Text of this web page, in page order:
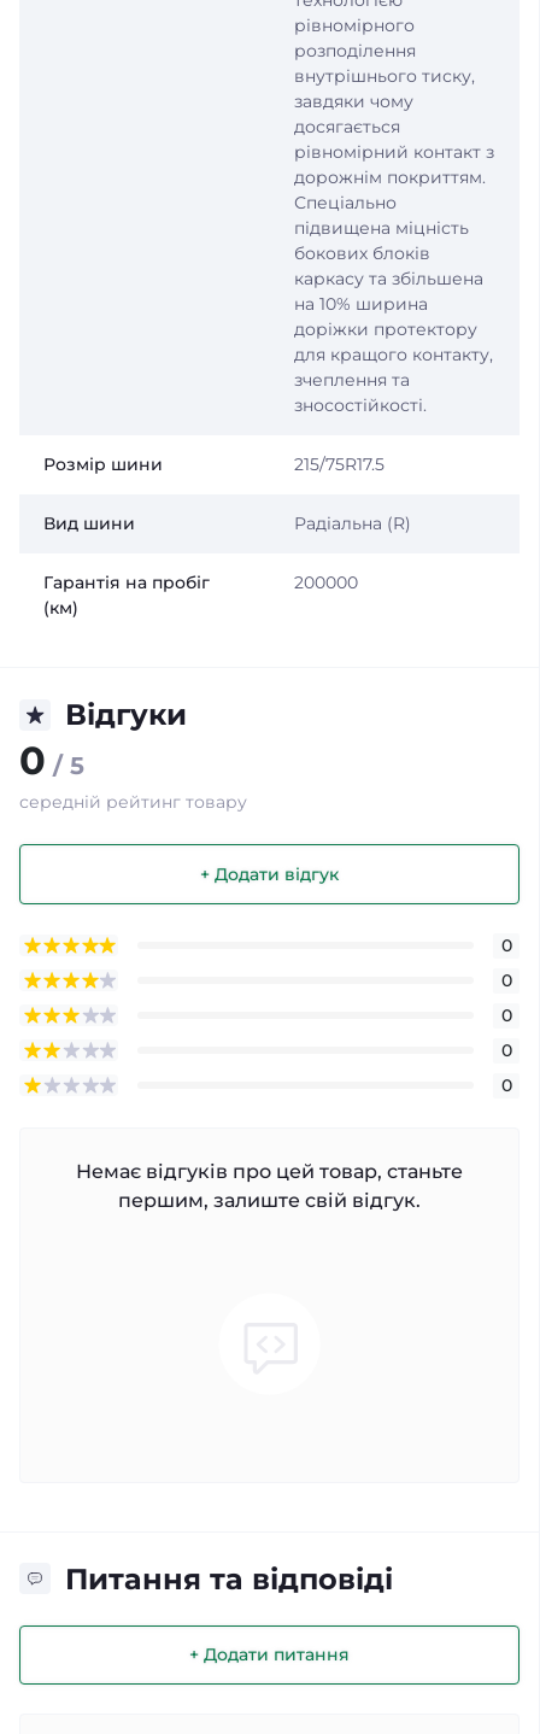
рівномірного
розподілення
внутрішнього тиску,
завдяки чому
досягається
рівномірний контакт з
дорожнім покриттям.
Спеціально
підвищена міцність
бокових блоків
каркасу та збільшена
на 10% ширина
доріжки протектору
для кращого контакту,
зчеплення та
зносостійкості.
Розмір шини 215/75R17.5
Вид шини Радіальна (R)
Гарантія на пробіг
(км)
200000
Відгуки
0 / 5
середній рейтинг товару
+ Додати відгук
0
0
0
0
0
Немає відгуків про цей товар, станьте
першим, залиште свій відгук.
Питання та відповіді
+ Додати питання